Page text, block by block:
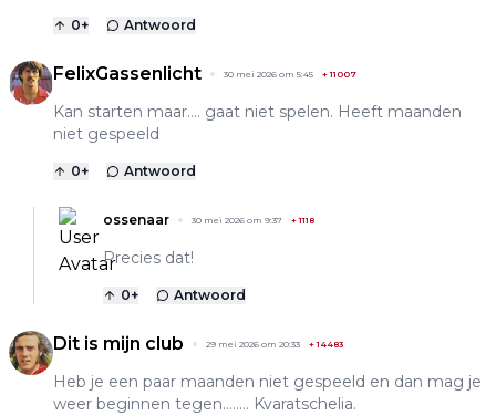
0+ Antwoord
FelixGassenlicht 30 mei 2026 om 5:45 +11007
Kan starten maar…. gaat niet spelen. Heeft maanden
niet gespeeld
0+ Antwoord
ossenaar 30 mei 2026 om 9:37 +1118
Precies dat!
0+ Antwoord
Dit is mijn club 29 mei 2026 om 20:33 +14483
Heb je een paar maanden niet gespeeld en dan mag je
weer beginnen tegen…….. Kvaratschelia.